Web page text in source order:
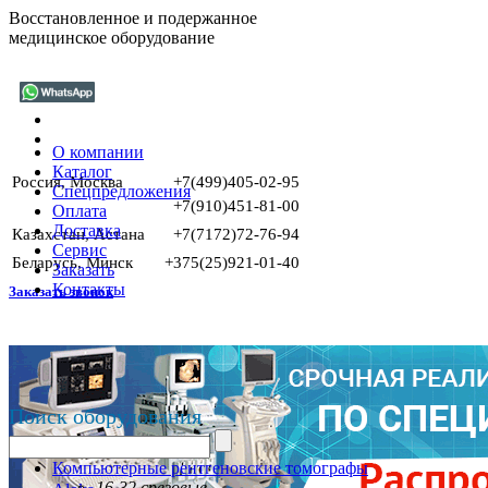
Восстановленное и подержанное
медицинское оборудование
Россия, Москва
+7(499)405-02-95
+7(910)451-81-00
Казахстан, Астана
+7(7172)72-76-94
Беларусь, Минск
+375(25)921-01-40
Заказать звонок
О компании
Каталог
Спецпредложения
Оплата
Доставка
Сервис
Заказать
Контакты
Поиск оборудования
Компьютерные рентгеновские томографы